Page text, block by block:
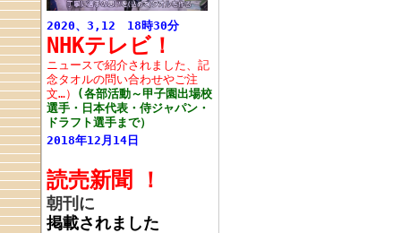
2020、3,12 18時30分
NHKテレビ！
ニュースで紹介されました、記
念タオルの問い合わせやご注
文…）
(各部活動～甲子園出場校
選手・日本代表・侍ジャパン・
ドラフト選手まで）
2018年12月14日
読売新聞 ！
朝刊に
掲載されました